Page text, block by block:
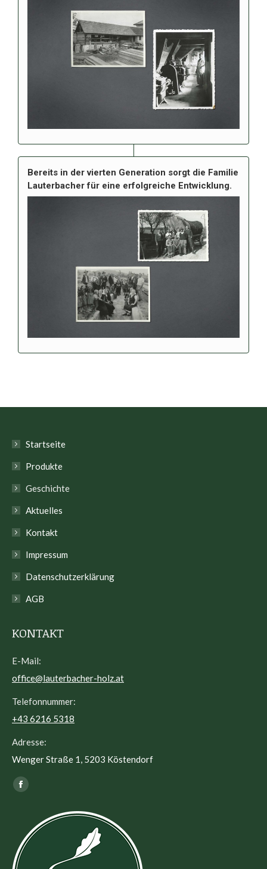
Bereits in der vierten Generation sorgt die Familie
Lauterbacher für eine erfolgreiche Entwicklung.
Startseite
Produkte
Geschichte
Aktuelles
Kontakt
Impressum
Datenschutzerklärung
AGB
KONTAKT
E-Mail:
office@lauterbacher-holz.at
Telefonnummer:
+43 6216 5318
Adresse:
Wenger Straße 1, 5203 Köstendorf
Finden Sie uns auf:
Facebook
opens
in
new